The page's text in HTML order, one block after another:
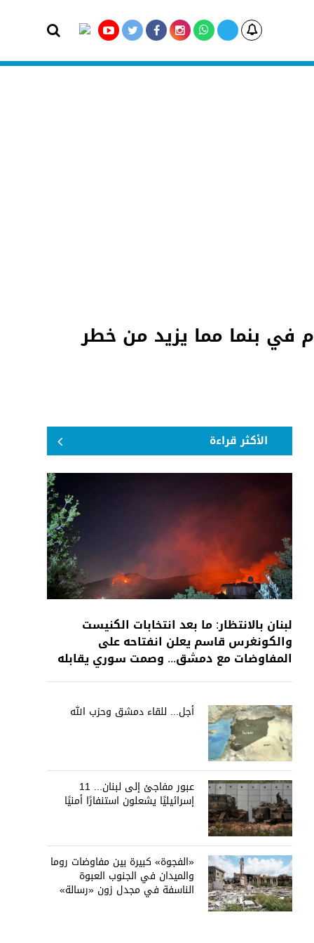
في بنما مما يزيد من خطر
الأكثر قراءة
لبنان بالانتظار: ما بعد انتخابات الكنيست
والكونغرس قاسم يعلن انفتاحه على
المفاوضات مع دمشق... وصمت سوري يقابله
أجل... للقاء دمشق وحزب الله
عبور مفاجئ إلى لبنان... 11
إسرائيليًا يشعلون استنفارًا أمنيًا
«الفجوة» كبيرة بين مفاوضات روما
والميدان في الجنوب العبوة
الناسفة في مجدل زون «رسالة»